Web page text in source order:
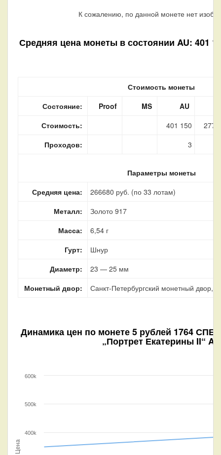
К сожалению, по данной монете нет
Средняя цена монеты в состоянии AU: 401
Стоимость монеты
Состояние:
Proof MS AU
Стоимость:
401 150
277
Проходов:
3
Параметры монеты
Средняя цена:
266680 руб. (по 33 лотам)
Металл:
Золото 917
Масса:
6,54 г
Гурт:
Шнур
Диаметр:
23 — 25 мм
Монетный двор:
Санкт-Петербургский монетный двор,
Динамика цен по монете5 рублей 1764
„Портрет Екатерины II“ AU
Цена
400k
500k
600k